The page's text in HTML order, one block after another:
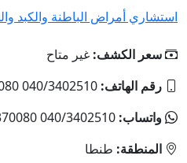
استشاري أمراض الباطنة والكبد
سعر الكشف: غير متاح
رقم الهاتف: 040/3402510 01274370080
واتساب: 040/3402510 01274370080
المنطقة: طنطا